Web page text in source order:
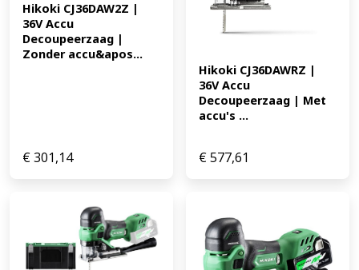
Hikoki CJ36DAW2Z |
36V Accu
Decoupeerzaag |
Zonder accu&apos...
€301,14
Hikoki CJ36DAWRZ |
36V Accu
Decoupeerzaag | Met
accu's ...
€577,61